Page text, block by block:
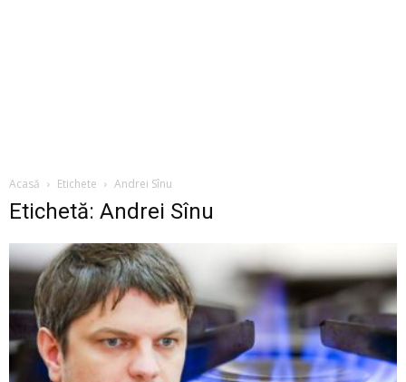
Acasă Etichete Andrei Sînu
Etichetă: Andrei Sînu